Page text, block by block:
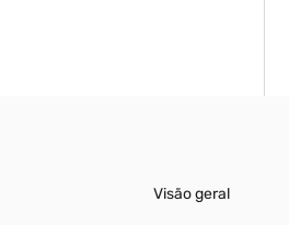
Visão geral